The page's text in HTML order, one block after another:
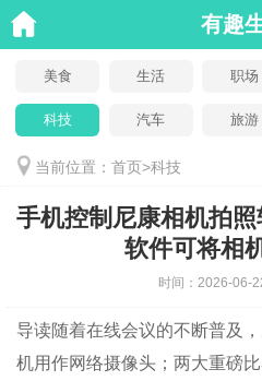
有趣
美食 生活 职场
科技 汽车 旅游
当前位置： 首页>科技
手机控制尼康相机拍
软件可将相
时间： 2026-06-
导读随着在线会议的不断普及
机用作网络摄像头；两大重磅